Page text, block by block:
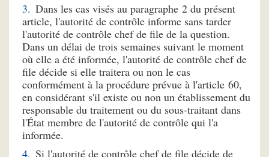
Dans les cas visés au paragraphe 2 du présent
article, l'autorité de contrôle informe sans tarder
l'autorité de contrôle chef de file de la question.
Dans un délai de trois semaines suivant le moment
où elle a été informée, l'autorité de contrôle chef de
file décide si elle traitera ou non le cas
conformément à la procédure prévue à l'article 60,
en considérant s'il existe ou non un établissement du
responsable du traitement ou du sous-traitant dans
l'État membre de l'autorité de contrôle qui l'a
informée.
Si l'autorité de contrôle chef de file décide de